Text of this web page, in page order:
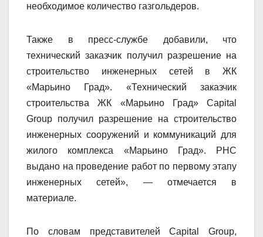
необходимое количество газгольдеров.
Также в пресс-службе добавили, что
технический заказчик получил разрешение на
строительство инженерных сетей в ЖК
«Марьино Град». «Технический заказчик
строительства ЖК «Марьино Град» Capital
Group получил разрешение на строительство
инженерных сооружений и коммуникаций для
жилого комплекса «Марьино Град». РНС
выдано на проведение работ по первому этапу
инженерных сетей», — отмечается в
материале.
По словам представителей Capital Group,